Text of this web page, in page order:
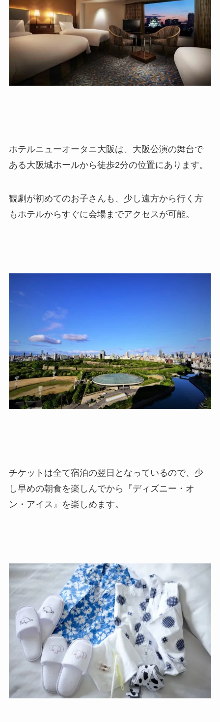
ホテルニューオータニ大阪は、大阪公演の舞台で
ある大阪城ホールから徒歩2分の位置にあります。
観劇が初めてのお子さんも、少し遠方から行く方
もホテルからすぐに会場までアクセスが可能。
チケットは全て宿泊の翌日となっているので、少
し早めの朝食を楽しんでから『ディズニー・オ
ン・アイス』を楽しめます。